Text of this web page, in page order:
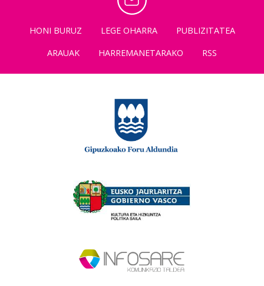
HONI BURUZ LEGE OHARRA
PUBLIZITATEA
ARAUAK
HARREMANETARAKO RSS